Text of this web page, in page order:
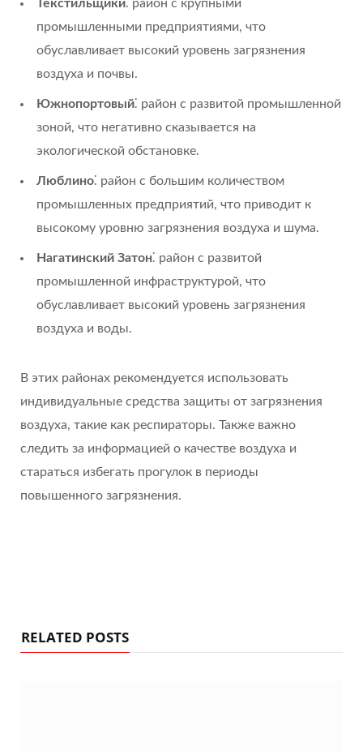
Текстильщики⁚ район с крупными
промышленными предприятиями, что
обуславливает высокий уровень загрязнения
воздуха и почвы.
Южнопортовый⁚ район с развитой промышленной
зоной, что негативно сказывается на
экологической обстановке.
Люблино⁚ район с большим количеством
промышленных предприятий, что приводит к
высокому уровню загрязнения воздуха и шума.
Нагатинский Затон⁚ район с развитой
промышленной инфраструктурой, что
обуславливает высокий уровень загрязнения
воздуха и воды.
В этих районах рекомендуется использовать
индивидуальные средства защиты от загрязнения
воздуха, такие как респираторы. Также важно
следить за информацией о качестве воздуха и
стараться избегать прогулок в периоды
повышенного загрязнения.
RELATED POSTS